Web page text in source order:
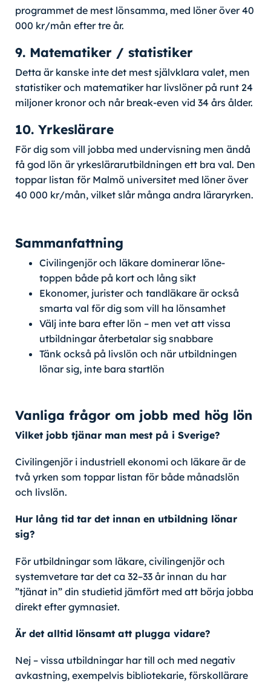
programmet de mest lönsamma, med löner över 40
000 kr/mån efter tre år.
9. Matematiker / statistiker
Detta är kanske inte det mest självklara valet, men
statistiker och matematiker har livslöner på runt 24
miljoner kronor och når break-even vid 34 års ålder.
10. Yrkeslärare
För dig som vill jobba med undervisning men ändå
få god lön är yrkeslärarutbildningen ett bra val. Den
toppar listan för Malmö universitet med löner över
40 000 kr/mån, vilket slår många andra läraryrken.
Sammanfattning
Civilingenjör och läkare dominerar löne-
toppen både på kort och lång sikt
Ekonomer, jurister och tandläkare är också
smarta val för dig som vill ha lönsamhet
Välj inte bara efter lön – men vet att vissa
utbildningar återbetalar sig snabbare
Tänk också på livslön och när utbildningen
lönar sig, inte bara startlön
Vanliga frågor om jobb med hög lön
Vilket jobb tjänar man mest på i Sverige?
Civilingenjör i industriell ekonomi och läkare är de
två yrken som toppar listan för både månadslön
och livslön.
Hur lång tid tar det innan en utbildning lönar
sig?
För utbildningar som läkare, civilingenjör och
systemvetare tar det ca 32–33 år innan du har
”tjänat in” din studietid jämfört med att börja jobba
direkt efter gymnasiet.
Är det alltid lönsamt att plugga vidare?
Nej – vissa utbildningar har till och med negativ
avkastning, exempelvis bibliotekarie, förskollärare